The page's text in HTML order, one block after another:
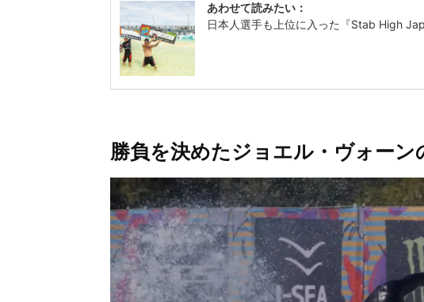
勝負を決めたジョエル・ヴォー